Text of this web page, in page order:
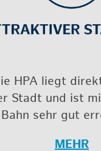
HPA liegt
Stadt und ist
Bahn sehr gut
MEHR